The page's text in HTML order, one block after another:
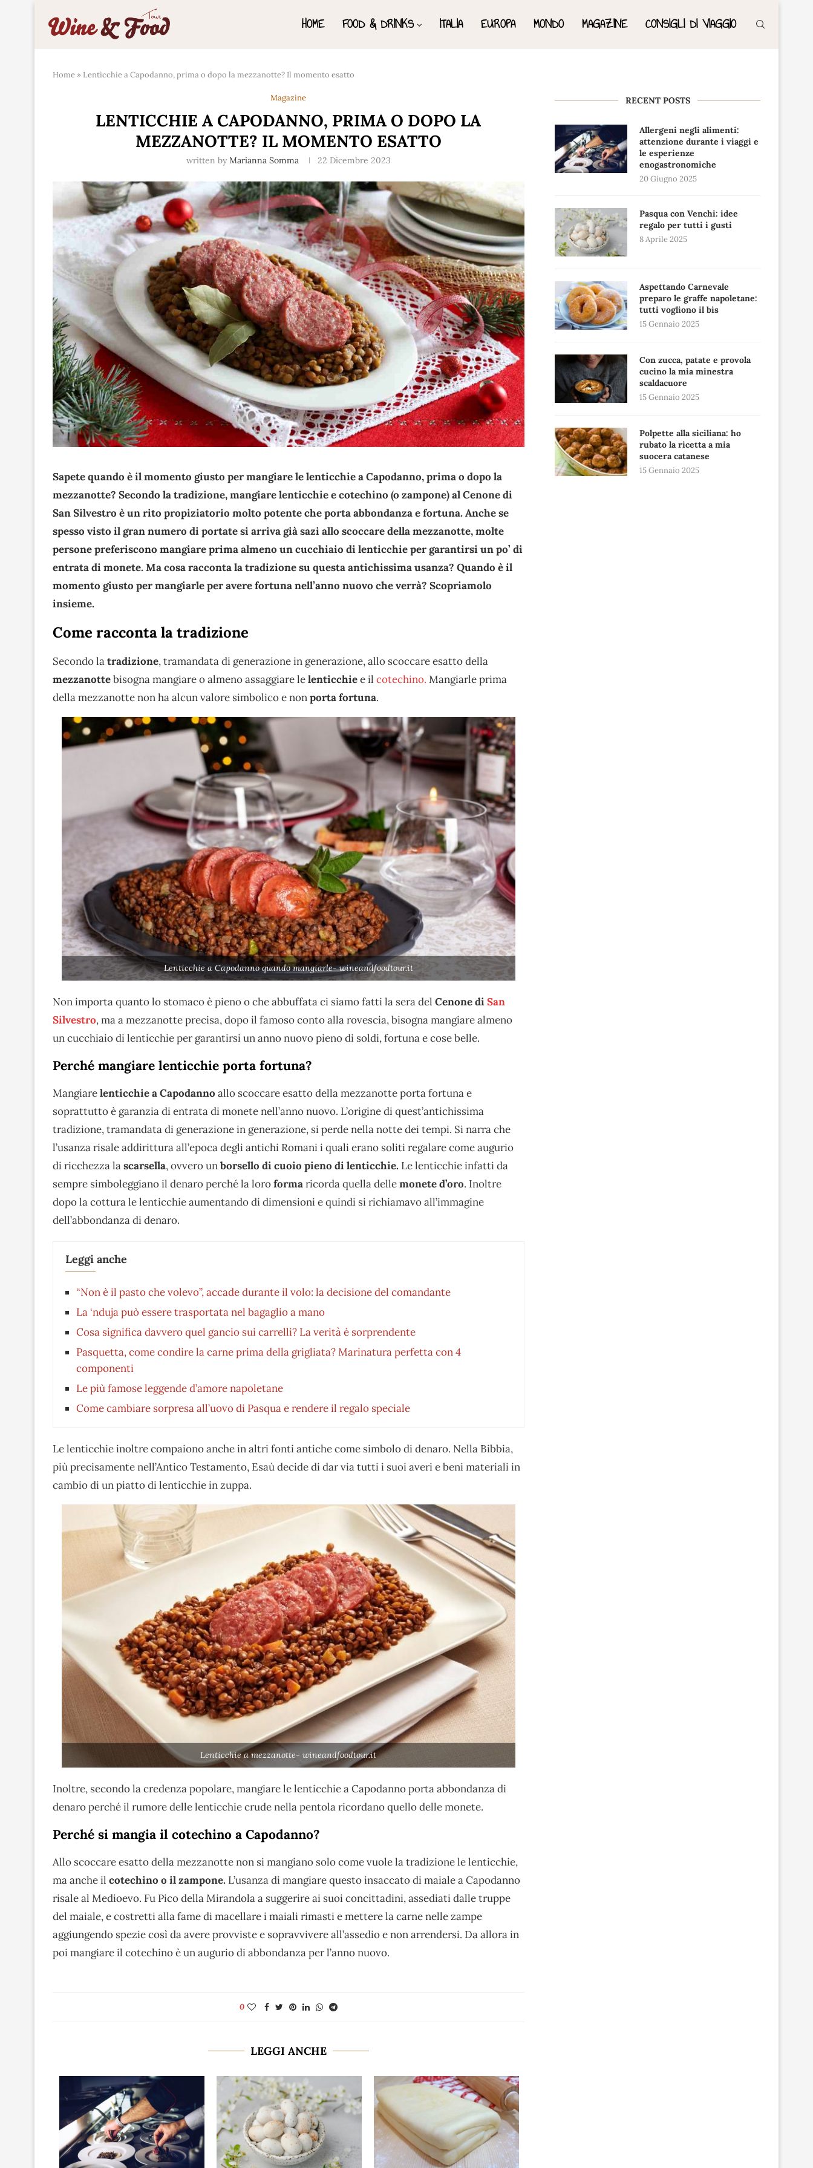
HOME FOOD & DRINKS ITALIA EUROPA MONDO MAGAZINE CONSIGLI DI VIAGGIO
Home » Lenticchie a Capodanno, prima o dopo la mezzanotte? Il momento esatto
Magazine
LENTICCHIE A CAPODANNO, PRIMA O DOPO LA
MEZZANOTTE? IL MOMENTO ESATTO
written by Marianna Somma 22 Dicembre 2023
Sapete quando è il momento giusto per mangiare le lenticchie a Capodanno, prima o dopo la
mezzanotte? Secondo la tradizione, mangiare lenticchie e cotechino (o zampone) al Cenone di
San Silvestro è un rito propiziatorio molto potente che porta abbondanza e fortuna. Anche se
spesso visto il gran numero di portate si arriva già sazi allo scoccare della mezzanotte, molte
persone preferiscono mangiare prima almeno un cucchiaio di lenticchie per garantirsi un po’ di
entrata di monete. Ma cosa racconta la tradizione su questa antichissima usanza? Quando è il
momento giusto per mangiarle per avere fortuna nell’anno nuovo che verrà? Scopriamolo
insieme.
Come racconta la tradizione
Secondo latradizione, tramandata di generazione in generazione, allo scoccare esatto della
mezzanottebisogna mangiare o almeno assaggiare lelenticchiee il cotechino. Mangiarle prima
della mezzanotte non ha alcun valore simbolico e nonporta fortuna.
Lenticchie a Capodanno quando mangiarle- wineandfoodtour.it
Non importa quanto lo stomaco è pieno o che abbuffata ci siamo fatti la sera del Cenone diSan
Silvestro, ma a mezzanotte precisa, dopo il famoso conto alla rovescia, bisogna mangiare almeno
un cucchiaio di lenticchie per garantirsi un anno nuovo pieno di soldi, fortuna e cose belle.
Perché mangiare lenticchie porta fortuna?
Mangiarelenticchie a Capodanno allo scoccare esatto della mezzanotte porta fortuna e
soprattutto è garanzia di entrata di monete nell’anno nuovo. L’origine di quest’antichissima
tradizione, tramandata di generazione in generazione, si perde nella notte dei tempi. Si narra che
l’usanza risale addirittura all’epoca degli antichi Romani i quali erano soliti regalare come augurio
di ricchezza lascarsella, ovvero unborsello di cuoio pieno di lenticchie. Le lenticchie infatti da
sempre simboleggiano il denaro perché la loroformaricorda quella dellemonete d’oro. Inoltre
dopo la cottura le lenticchie aumentando di dimensioni e quindi si richiamavo all’immagine
dell’abbondanza di denaro.
Leggi anche
“Non è il pasto che volevo”, accade durante il volo: la decisione del comandante
La ‘nduja può essere trasportata nel bagaglio a mano
Cosa significa davvero quel gancio sui carrelli? La verità è sorprendente
Pasquetta, come condire la carne prima della grigliata? Marinatura perfetta con 4
componenti
Le più famose leggende d’amore napoletane
Come cambiare sorpresa all’uovo di Pasqua e rendere il regalo speciale
Le lenticchie inoltre compaiono anche in altri fonti antiche come simbolo di denaro. Nella Bibbia,
più precisamente nell’Antico Testamento, Esaù decide di dar via tutti i suoi averi e beni materiali in
cambio di un piatto di lenticchie in zuppa.
Lenticchie a mezzanotte- wineandfoodtour.it
Inoltre, secondo la credenza popolare, mangiare le lenticchie a Capodanno porta abbondanza di
denaro perché il rumore delle lenticchie crude nella pentola ricordano quello delle monete.
Perché si mangia il cotechino a Capodanno?
Allo scoccare esatto della mezzanotte non si mangiano solo come vuole la tradizione le lenticchie,
ma anche il cotechino o il zampone. L’usanza di mangiare questo insaccato di maiale a Capodanno
risale al Medioevo. Fu Pico della Mirandola a suggerire ai suoi concittadini, assediati dalle truppe
del maiale, e costretti alla fame di macellare i maiali rimasti e mettere la carne nelle zampe
aggiungendo spezie così da avere provviste e sopravvivere all’assedio e non arrendersi. Da allora in
poi mangiare il cotechino è un augurio di abbondanza per l’anno nuovo.
0
LEGGI ANCHE
RECENT POSTS
Allergeni negli alimenti:
attenzione durante i viaggi e
le esperienze
enogastronomiche
20 Giugno 2025
Pasqua con Venchi: idee
regalo per tutti i gusti
8 Aprile 2025
Aspettando Carnevale
preparo le graffe napoletane:
tutti vogliono il bis
15 Gennaio 2025
Con zucca, patate e provola
cucino la mia minestra
scaldacuore
15 Gennaio 2025
Polpette alla siciliana: ho
rubato la ricetta a mia
suocera catanese
15 Gennaio 2025